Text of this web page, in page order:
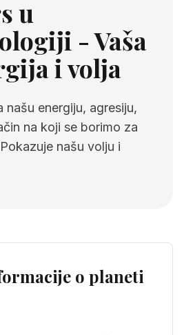
u
- Vaša
i volja
našu energiju, agresiju,
na koji se borimo za
našu volju i
o planeti